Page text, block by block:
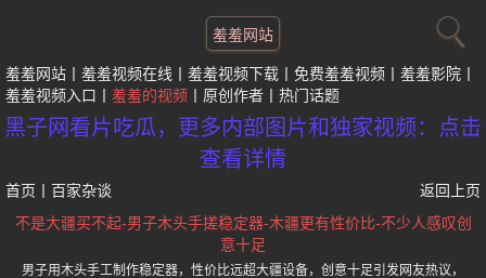
羞羞网站
羞羞网站 羞羞视频在线 羞羞视频下载 免费羞羞视频
羞羞影院
羞羞视频入口
羞羞的视频 原创作者 热门话题
黑子网看片吃瓜，更多内部图片和独家视频：点击
查看详情
首页 百家杂谈
返回上页
不是大疆买不起-男子木头手搓稳定器-木疆更有性价比-不少人感叹创
意十足
男子用木头手工制作稳定器，性价比远超大疆设备，创意十足引发网友热议，